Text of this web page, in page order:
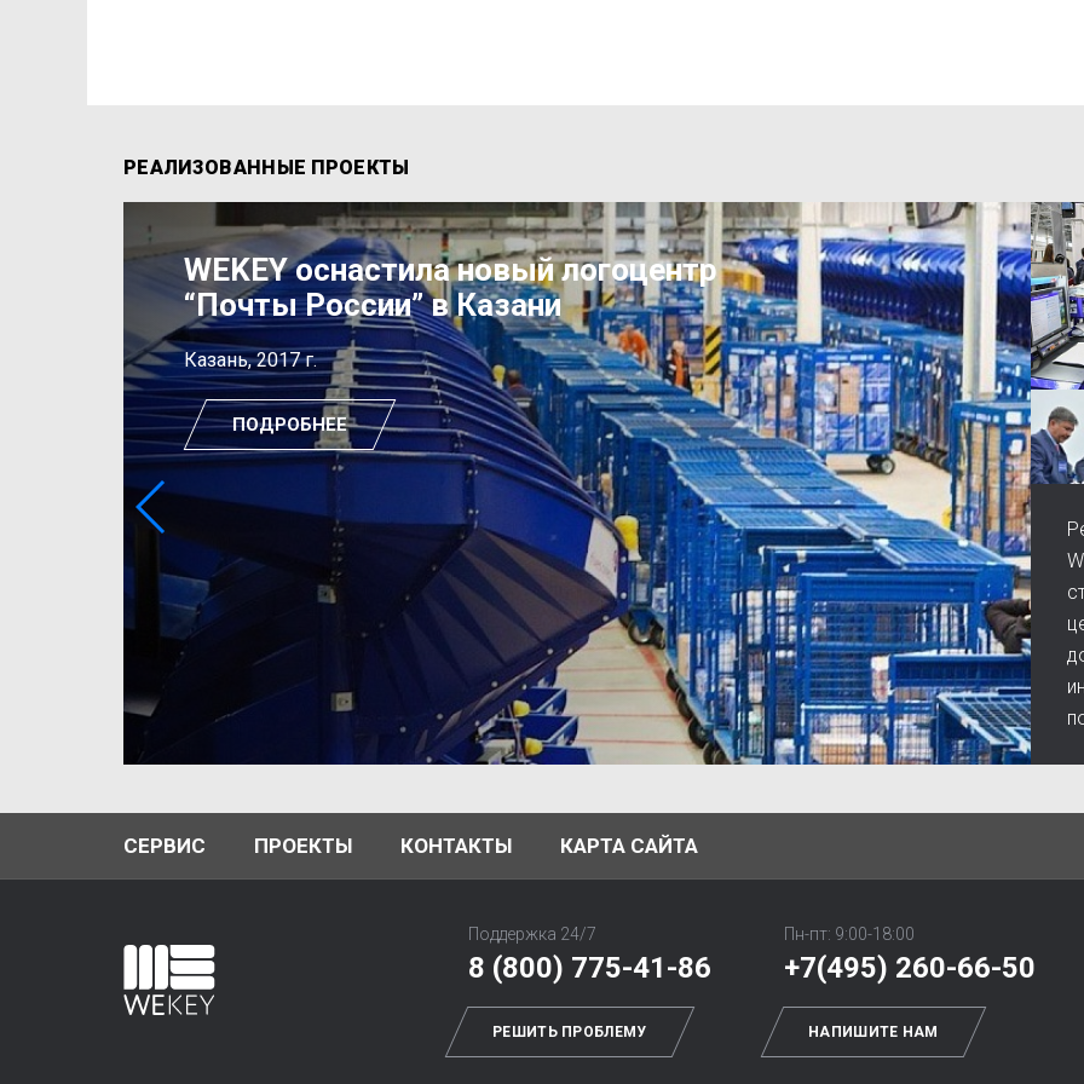
РЕАЛИЗОВАННЫЕ ПРОЕКТЫ
WEKEY оснастила новый логоцентр
“Почты России” в Казани
Казань, 2017 г.
ПОДРОБНЕЕ
СЕРВИС ПРОЕКТЫ КОНТАКТЫ КАРТА САЙТА
Поддержка 24/7
8 (800) 775-41-86
РЕШИТЬ ПРОБЛЕМУ
Пн-пт: 9:00-18:00
+7(495) 260-66-50
НАПИШИТЕ НАМ